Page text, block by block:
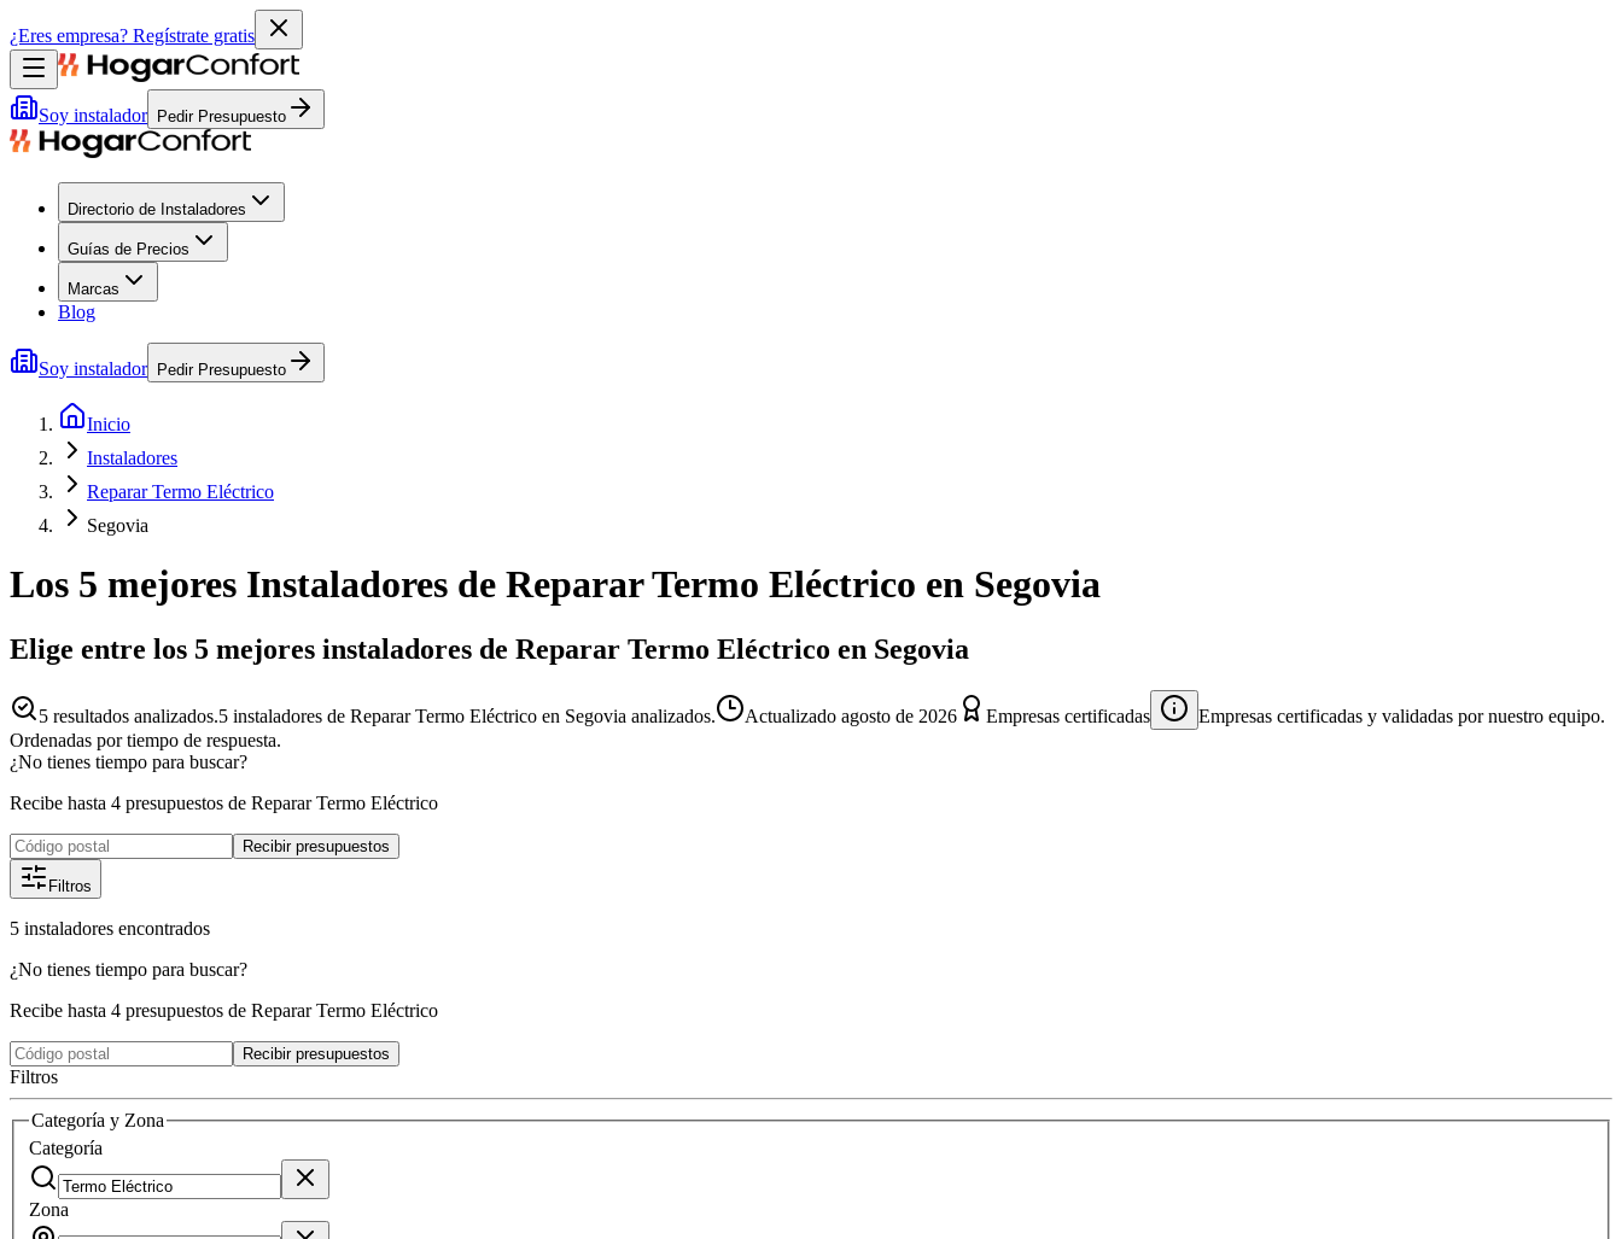
¿Eres empresa? Regístrate gratis
Soy instalador Pedir Presupuesto
Directorio de Instaladores
Guías de Precios
Marcas
Blog
Soy instalador Pedir Presupuesto
Inicio
Instaladores
Reparar Termo Eléctrico
Segovia
Los 5 mejores Instaladores de Reparar Termo Eléctrico en Segovia
Elige entre los 5 mejores instaladores de Reparar Termo Eléctrico en Segovia
5 resultados analizados.5 instaladores de Reparar Termo Eléctrico en Segovia analizados. Actualizado agosto de 2026 Empresas certificadas
Empresas certificadas y validadas por nuestro equipo.
Ordenadas por tiempo de respuesta.
¿No tienes tiempo para buscar?
Recibe hasta 4 presupuestos de Reparar Termo Eléctrico
Recibir presupuestos
Filtros
5 instaladores encontrados
¿No tienes tiempo para buscar?
Recibe hasta 4 presupuestos de Reparar Termo Eléctrico
Recibir presupuestos
Filtros
Categoría y Zona
Categoría
Zona